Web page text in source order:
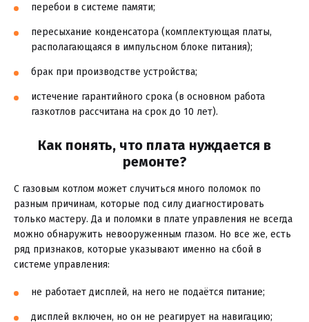
перебои в системе памяти;
пересыхание конденсатора (комплектующая платы,
располагающаяся в импульсном блоке питания);
брак при производстве устройства;
истечение гарантийного срока (в основном работа
газкотлов рассчитана на срок до 10 лет).
Как понять, что плата нуждается в
ремонте?
С газовым котлом может случиться много поломок по
разным причинам, которые под силу диагностировать
только мастеру. Да и поломки в плате управления не всегда
можно обнаружить невооруженным глазом. Но все же, есть
ряд признаков, которые указывают именно на сбой в
системе управления:
не работает дисплей, на него не подаётся питание;
дисплей включен, но он не реагирует на навигацию;